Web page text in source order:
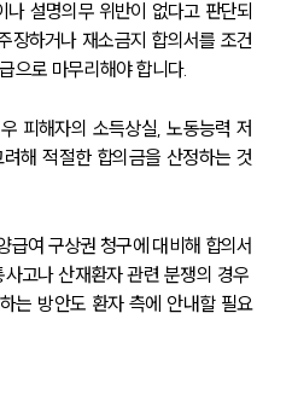
설명의무 위반이 없다고 판단되
장하거나 재소금지 합의서를 조건
으로 마무리해야 합니다.
피해자의 소득상실, 노동능력 저
해 적절한 합의금을 산정하는 것
급여 구상권 청구에 대비해 합의서
고나 산재환자 관련 분쟁의 경우
는 방안도 환자 측에 안내할 필요